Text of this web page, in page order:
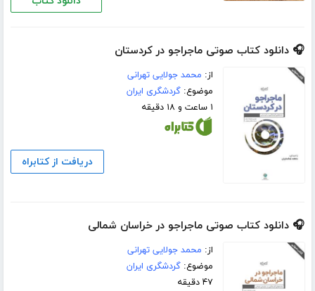
🎧 دانلود کتاب صوتی ماجراجو در کردستان
از: محمد جولایی تهرانی
موضوع:گردشگری ایران
۱ ساعت و ۱۸ دقیقه
دریافت از کتابراه
🎧 دانلود کتاب صوتی ماجراجو در خراسان شمالی
از: محمد جولایی تهرانی
موضوع:گردشگری ایران
۴۷ دقیقه